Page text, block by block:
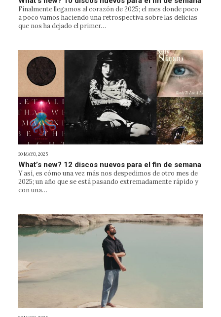
Finalmente llegamos al corazón de 2025; el mes donde poco
a poco vamos haciendo una retrospectiva sobre las delicias
que nos ha dejado el primer…
30 MAYO, 2025
What’s new? 12 discos nuevos para el fin de semana
Y así, es cómo una vez más nos despedimos de otro mes de
2025; un año que se está pasando extremadamente rápido y
con una…